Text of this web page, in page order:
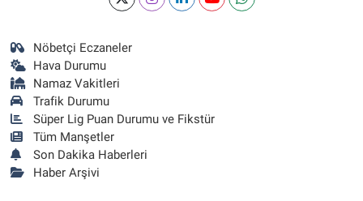
Nöbetçi Eczaneler
Hava Durumu
Namaz Vakitleri
Trafik Durumu
Süper Lig Puan Durumu ve Fikstür
Tüm Manşetler
Son Dakika Haberleri
Haber Arşivi